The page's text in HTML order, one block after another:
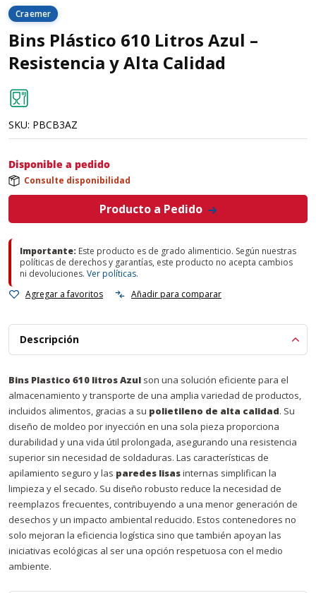
Craemer
Bins Plástico 610 Litros Azul –
Resistencia y Alta Calidad
SKU: PBCB3AZ
Disponible a pedido
Consulte disponibilidad
Producto a Pedido
Importante: Este producto es de grado alimenticio. Según nuestras
políticas de derechos y garantías, este producto no acepta cambios
ni devoluciones. Ver políticas.
Agregar a favoritos
Añadir para comparar
Descripción
Bins Plastico 610 litros Azul son una solución eficiente para el
almacenamiento y transporte de una amplia variedad de productos,
incluidos alimentos, gracias a su polietileno de alta calidad. Su
diseño de moldeo por inyección en una sola pieza proporciona
durabilidad y una vida útil prolongada, asegurando una resistencia
superior sin necesidad de soldaduras. Las características de
apilamiento seguro y las paredes lisasinternas simplifican la
limpieza y el secado. Su diseño robusto reduce la necesidad de
reemplazos frecuentes, contribuyendo a una menor generación de
desechos y un impacto ambiental reducido. Estos contenedores no
solo mejoran la eficiencia logística sino que también apoyan las
iniciativas ecológicas al ser una opción respetuosa con el medio
ambiente.